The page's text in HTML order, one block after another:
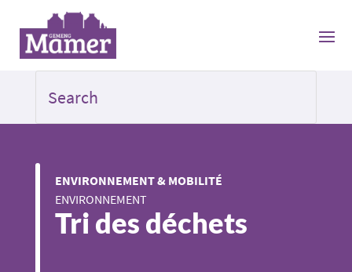
ENVIRONNEMENT & MOBILITÉ
ENVIRONNEMENT
Tri des déchets